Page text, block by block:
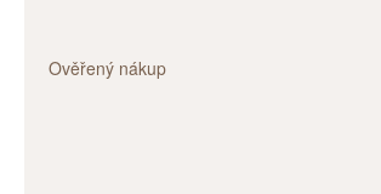
Ověřený nákup